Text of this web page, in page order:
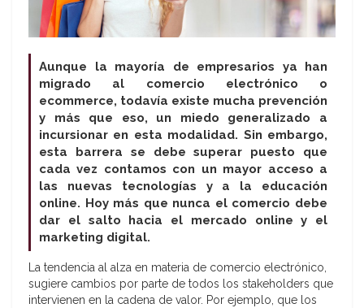
Aunque la mayoría de empresarios ya han
migrado al comercio electrónico o
ecommerce, todavía existe mucha prevención
y más que eso, un miedo generalizado a
incursionar en esta modalidad. Sin embargo,
esta barrera se debe superar puesto que
cada vez contamos con un mayor acceso a
las nuevas tecnologías y a la educación
online. Hoy más que nunca el comercio debe
dar el salto hacia el mercado online y el
marketing digital.
La tendencia al alza en materia de comercio electrónico,
sugiere cambios por parte de todos los stakeholders que
intervienen en la cadena de valor. Por ejemplo, que los